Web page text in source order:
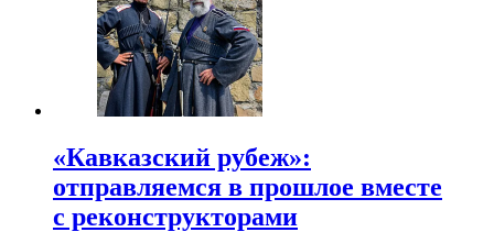
«Кавказский рубеж»:
отправляемся в прошлое вместе
с реконструкторами